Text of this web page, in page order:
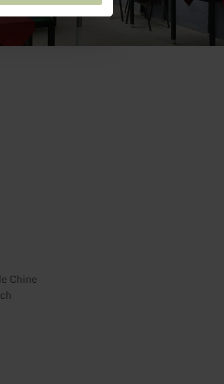
Chine